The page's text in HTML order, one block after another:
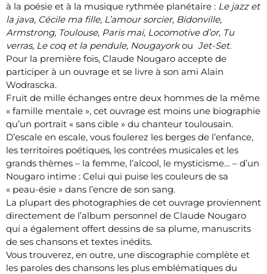
à la poésie et à la musique rythmée planétaire : Le jazz et
la java, Cécile ma fille, L’amour sorcier, Bidonville,
Armstrong, Toulouse, Paris mai, Locomotive d’or, Tu
verras, Le coq et la pendule, Nougayorkou Jet-Set.
Pour la première fois, Claude Nougaro accepte de
participer à un ouvrage et se livre à son ami Alain
Wodrascka.
Fruit de mille échanges entre deux hommes de la même
« famille mentale », cet ouvrage est moins une biographie
qu’un portrait « sans cible » du chanteur toulousain.
D’escale en escale, vous foulerez les berges de l’enfance,
les territoires poétiques, les contrées musicales et les
grands thèmes – la femme, l’alcool, le mysticisme… – d’un
Nougaro intime : Celui qui puise les couleurs de sa
« peau-ésie » dans l’encre de son sang.
La plupart des photographies de cet ouvrage proviennent
directement de l’album personnel de Claude Nougaro
qui a également offert dessins de sa plume, manuscrits
de ses chansons et textes inédits.
Vous trouverez, en outre, une discographie complète et
les paroles des chansons les plus emblématiques du